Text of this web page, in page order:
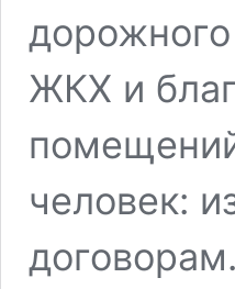
ЖКХ и
человек: